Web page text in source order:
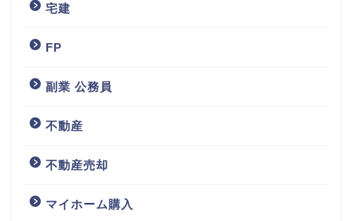
宅建
FP
副業 公務員
不動産
不動産売却
マイホーム購入